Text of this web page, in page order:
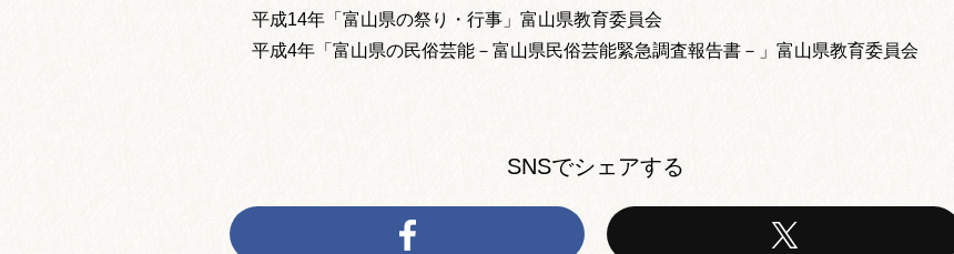
平成14年「富山県の祭り・行事」富山県教育委員会
平成4年「富山県の民俗芸能－富山県民俗芸能緊急調査報告書－」富山県教育委員会
SNSでシェアする